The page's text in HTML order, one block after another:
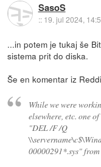
SasoS
:: 19. jul 2024,
...in potem je tukaj še
sistema prit do diska.
Še en komentar iz
While we were
elsewhere, etc. one
"DEL /F /Q
00000291*.sys"